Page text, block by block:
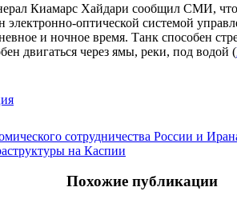
Киамарс Хайдари сообщил СМИ, что
оптической системой
и ночное время. Танк способен
двигаться через ямы, реки, под водой (
сотрудничества России и
на Каспии
Похожие публикации